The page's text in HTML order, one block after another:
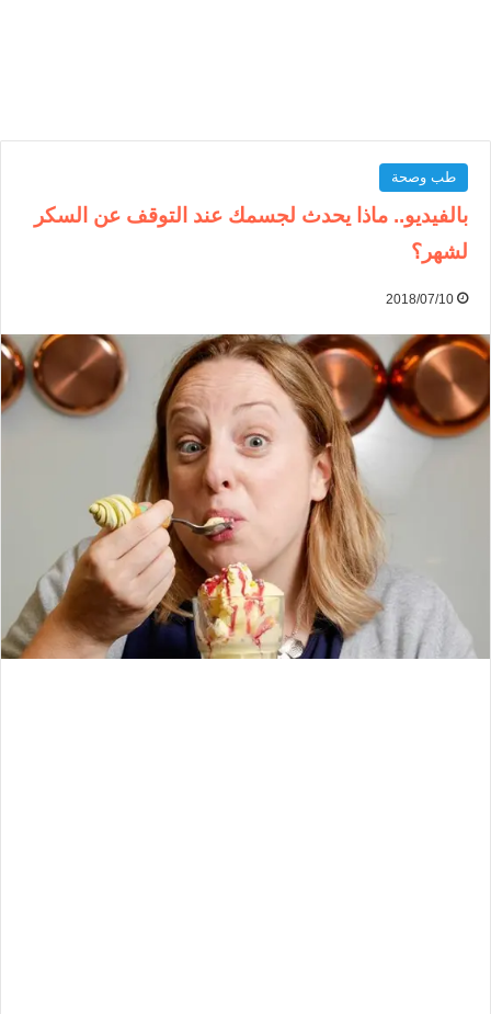
طب وصحة
بالفيديو.. ماذا يحدث لجسمك عند التوقف عن السكر
لشهر؟
2018/07/10